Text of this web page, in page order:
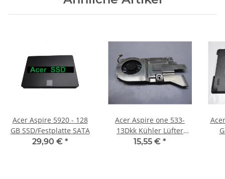
Acer Aspire 5920 - 128
GB SSD/Festplatte SATA
29,90 € *
Acer Aspire one 533-
13Dkk Kühler Lüfter
Cooling Fan
15,55 € *